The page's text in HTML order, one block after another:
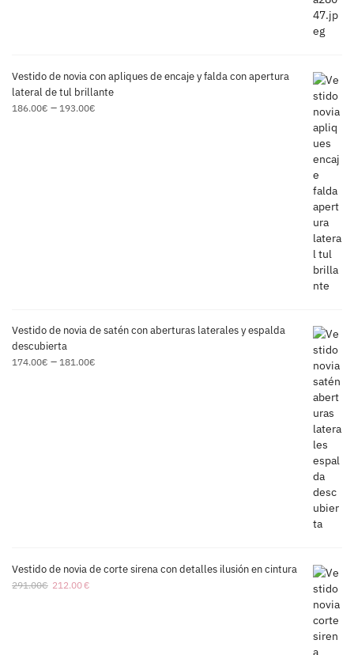
Vestido de novia con apliques de encaje y falda con apertura
lateral de tul brillante
186.00€ – 193.00€
Vestido de novia de satén con aberturas laterales y espalda
descubierta
174.00€ – 181.00€
Vestido de novia de corte sirena con detalles ilusión en cintura
291.00€ 212.00€